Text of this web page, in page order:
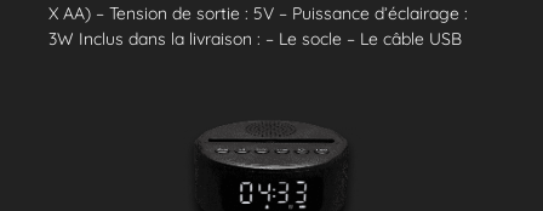
X AA) – Tension de sortie : 5V – Puissance d’éclairage :
3W Inclus dans la livraison : – Le socle – Le câble USB